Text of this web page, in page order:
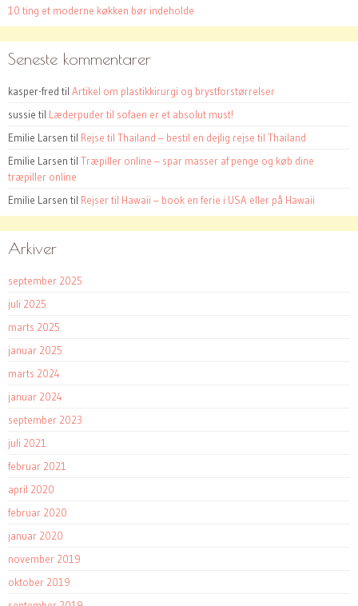
10 ting et moderne køkken bør indeholde
Seneste kommentarer
kasper-fred til Artikel om plastikkirurgi og brystforstørrelser
sussie til Læderpuder til sofaen er et absolut must!
Emilie Larsen til Rejse til Thailand – bestil en dejlig rejse til Thailand
Emilie Larsen til Træpiller online – spar masser af penge og køb dine
træpiller online
Emilie Larsen til Rejser til Hawaii – book en ferie i USA eller på Hawaii
Arkiver
september 2025
juli 2025
marts 2025
januar 2025
marts 2024
januar 2024
september 2023
juli 2021
februar 2021
april 2020
februar 2020
januar 2020
november 2019
oktober 2019